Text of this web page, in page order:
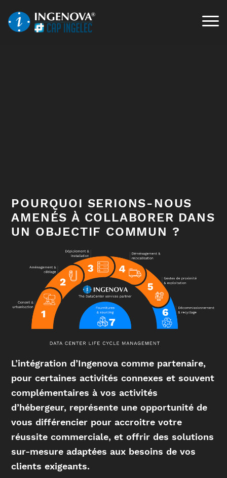
POURQUOI SERIONS-NOUS
AMENÉS À COLLABORER DANS
UN OBJECTIF COMMUN ?
L’intégration d’Ingenova comme partenaire,
pour certaines activités connexes et souvent
complémentaires à vos activités
d’hébergeur, représente une opportunité de
vous différencier pour accroitre votre
réussite commerciale, et offrir des solutions
sur-mesure adaptées aux besoins de vos
clients exigeants.